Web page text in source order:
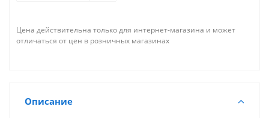
Цена действительна только для интернет-магазина и может
отличаться от цен в розничных магазинах
Описание